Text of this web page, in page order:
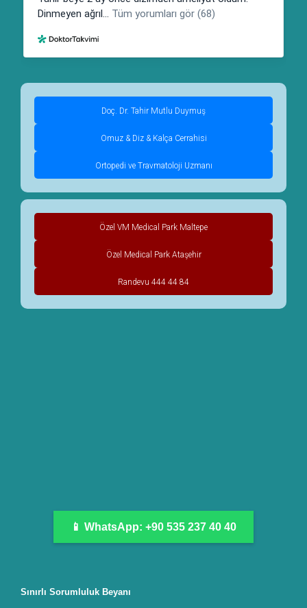
Doç. Dr. Tahir Mutlu Duymuş
Omuz & Diz & Kalça Cerrahisi
Ortopedi ve Travmatoloji Uzmanı
Özel VM Medical Park Maltepe
Özel Medical Park Ataşehir
Randevu 444 44 84
📱 WhatsApp: +90 535 237 40 40
Sınırlı Sorumluluk Beyanı